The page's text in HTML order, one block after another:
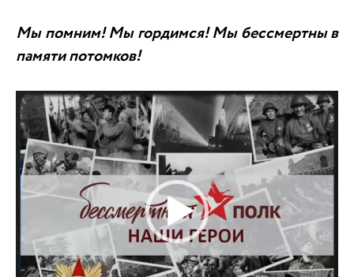
Мы помним! Мы гордимся! Мы бессмертны в
памяти потомков!
Видеоплеер